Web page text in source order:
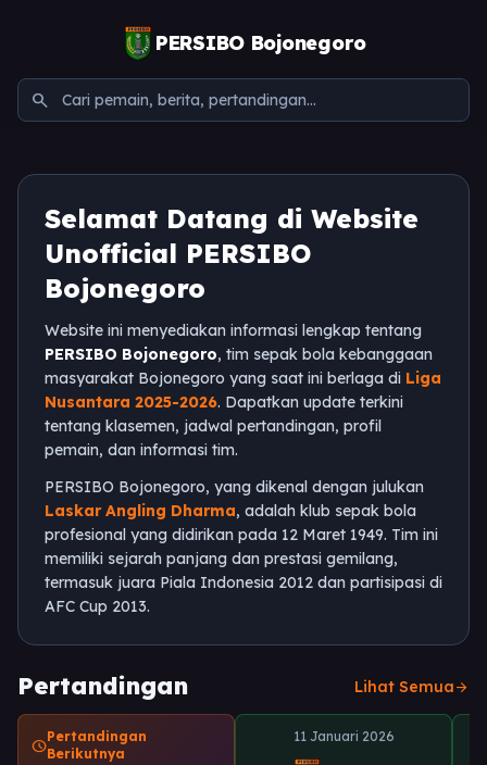
PERSIBO Bojonegoro
search
Selamat Datang di Website
Unofficial PERSIBO
Bojonegoro
Website ini menyediakan informasi lengkap tentang
PERSIBO Bojonegoro, tim sepak bola kebanggaan
masyarakat Bojonegoro yang saat ini berlaga di Liga
Nusantara 2025-2026. Dapatkan update terkini
tentang klasemen, jadwal pertandingan, profil
pemain, dan informasi tim.
PERSIBO Bojonegoro, yang dikenal dengan julukan
Laskar Angling Dharma, adalah klub sepak bola
profesional yang didirikan pada 12 Maret 1949. Tim ini
memiliki sejarah panjang dan prestasi gemilang,
termasuk juara Piala Indonesia 2012 dan partisipasi di
AFC Cup 2013.
Pertandingan Lihat Semuaarrow_forward
schedule
Pertandingan
Berikutnya
11 Januari 2026